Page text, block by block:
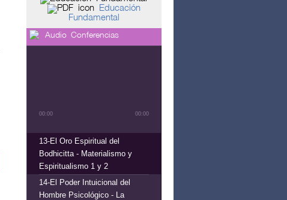
Educación
Fundamental
Audio Conferencias
00:00 00:00
13-El Oro Espiritual del
Bodhicitta - Materialismo y
Espiritualismo 1 y 2
14-El Poder Intuicional del
Hombre Psicológico - La